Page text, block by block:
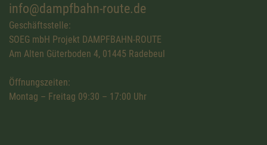
info@dampfbahn-route.de
Geschäftsstelle:
SOEG mbH Projekt DAMPFBAHN-ROUTE
Am Alten Güterboden 4, 01445 Radebeul
Öffnungszeiten:
Montag – Freitag 09:30 – 17:00 Uhr